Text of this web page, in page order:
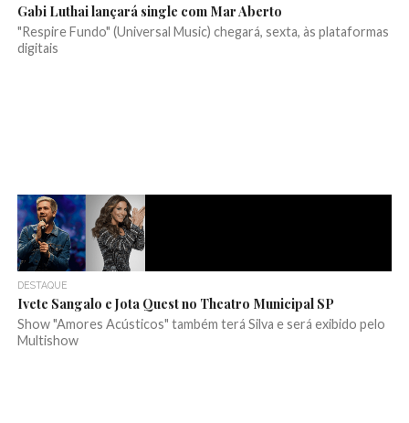
Gabi Luthai lançará single com Mar Aberto
"Respire Fundo" (Universal Music) chegará, sexta, às plataformas
digitais
DESTAQUE
Ivete Sangalo e Jota Quest no Theatro Municipal SP
Show "Amores Acústicos" também terá Silva e será exibido pelo
Multishow